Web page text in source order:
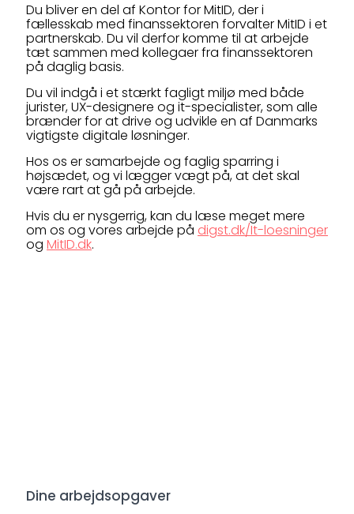
Du bliver en del af Kontor for MitID, der i
fællesskab med finanssektoren forvalter MitID i et
partnerskab. Du vil derfor komme til at arbejde
tæt sammen med kollegaer fra finanssektoren
på daglig basis.
Du vil indgå i et stærkt fagligt miljø med både
jurister, UX-designere og it-specialister, som alle
brænder for at drive og udvikle en af Danmarks
vigtigste digitale løsninger.
Hos os er samarbejde og faglig sparring i
højsædet, og vi lægger vægt på, at det skal
være rart at gå på arbejde.
Hvis du er nysgerrig, kan du læse meget mere
om os og vores arbejde på digst.dk/It-loesninger
og MitID.dk.
Dine arbejdsopgaver